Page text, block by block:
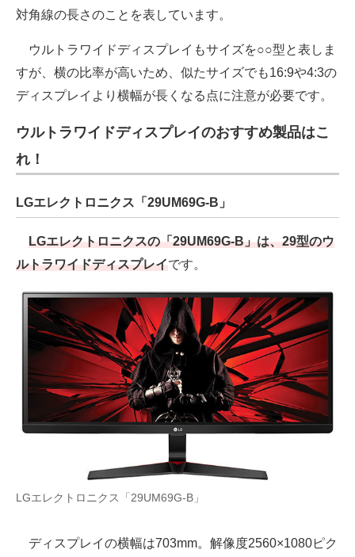
対角線の長さのことを表しています。
ウルトラワイドディスプレイもサイズを○○型と表しま
すが、横の比率が高いため、似たサイズでも16:9や4:3の
ディスプレイより横幅が長くなる点に注意が必要です。
ウルトラワイドディスプレイのおすすめ製品はこ
れ！
LGエレクトロニクス「29UM69G-B」
LGエレクトロニクスの「29UM69G-B」は、29型のウ
ルトラワイドディスプレイです。
LGエレクトロニクス「29UM69G-B」
ディスプレイの横幅は703mm。解像度2560×1080ピク